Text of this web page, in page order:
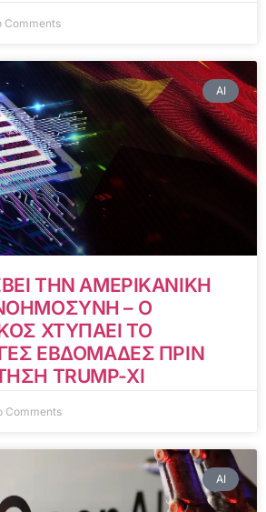
Comments
AI
ΤΗΝ ΑΜΕΡΙΚΑΝΙΚΗ
– Ο
ΧΤΥΠΑΕΙ ΤΟ
ΕΒΔΟΜΑΔΕΣ ΠΡΙΝ
TRUMP-XI
Comments
AI